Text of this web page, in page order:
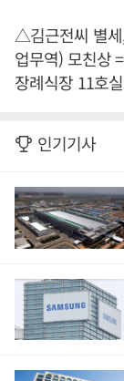
△김근전씨 별세
업무역) 모친상
장례식장 11호
인기기사